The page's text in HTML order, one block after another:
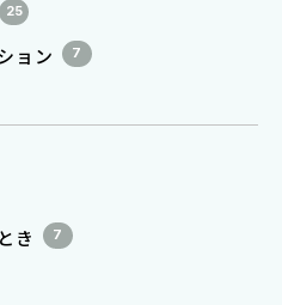
25
ョン 7
き 7